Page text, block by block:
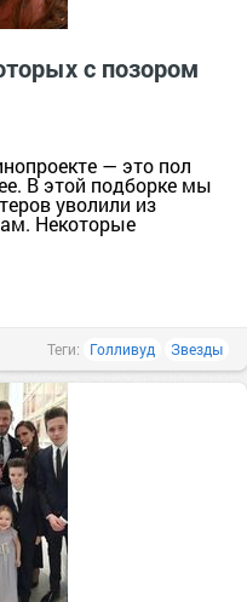
с позором
— это пол
В этой подборке мы
уволили из
Некоторые
Теги: Голливуд Звезды